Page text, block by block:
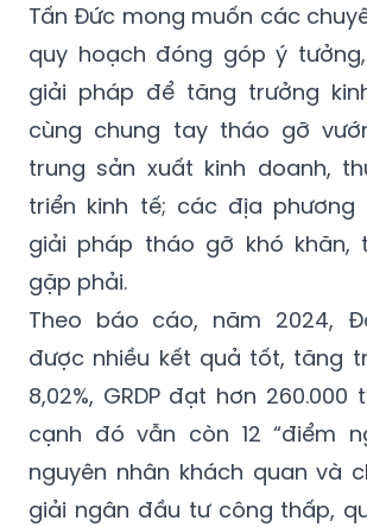
Tấn Đức mong muốn các
quy hoạch đóng góp ý
giải pháp để tăng trưởng
cùng chung tay tháo gỡ
trung sản xuất kinh doanh,
triển kinh tế; các địa
giải pháp tháo gỡ khó khăn,
gặp phải.
Theo báo cáo, năm 2024,
được nhiều kết quả tốt, tăng
8,02%, GRDP đạt hơn 260.000
cạnh đó vẫn còn 12 “điểm
nguyên nhân khách quan và
giải ngân đầu tư công thấp,